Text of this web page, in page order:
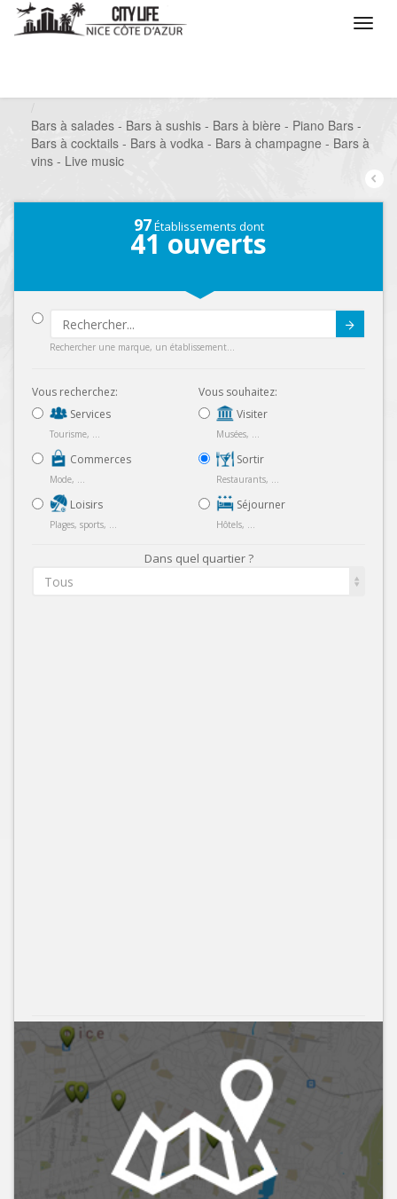
Bars à salades - Bars à sushis - Bars à bière - Piano Bars -
Bars à cocktails - Bars à vodka - Bars à champagne - Bars à
vins - Live music
97Établissements dont
41 ouverts
Rechercher une marque, un établissement...
Vous recherchez:
Services
Tourisme, ...
Commerces
Mode, ...
Loisirs
Plages, sports, ...
Vous souhaitez:
Visiter
Musées, ...
Sortir
Restaurants, ...
Séjourner
Hôtels, ...
Dans quel quartier ?
Tous